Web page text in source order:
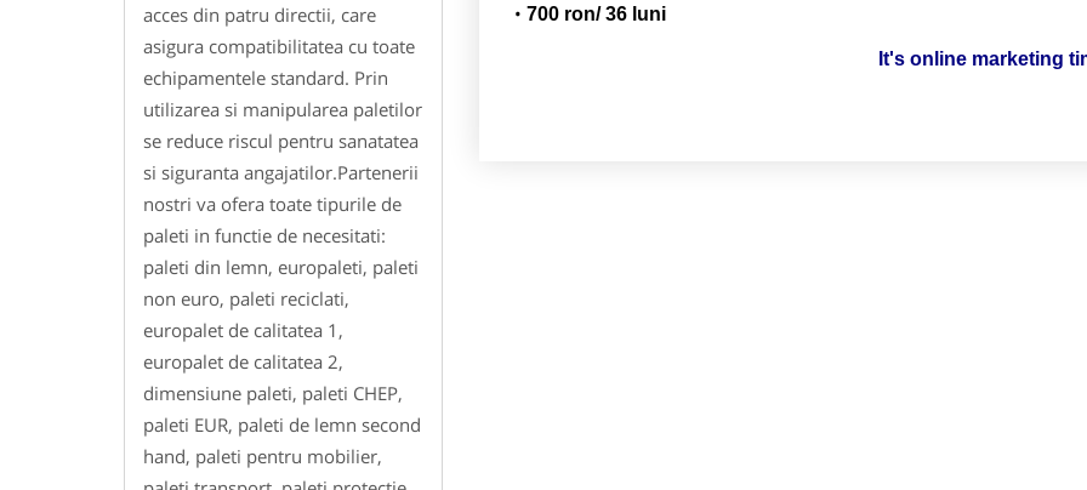
acces din patru directii, care
asigura compatibilitatea cu toate
echipamentele standard. Prin
utilizarea si manipularea paletilor
se reduce riscul pentru sanatatea
si siguranta angajatilor.Partenerii
nostri va ofera toate tipurile de
paleti in functie de necesitati:
paleti din lemn, europaleti, paleti
non euro, paleti reciclati,
europalet de calitatea 1,
europalet de calitatea 2,
dimensiune paleti, paleti CHEP,
paleti EUR, paleti de lemn second
hand, paleti pentru mobilier,
700 ron/ 36 luni
It's online marketing